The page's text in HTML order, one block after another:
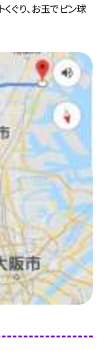
ぐり、お玉でピン球